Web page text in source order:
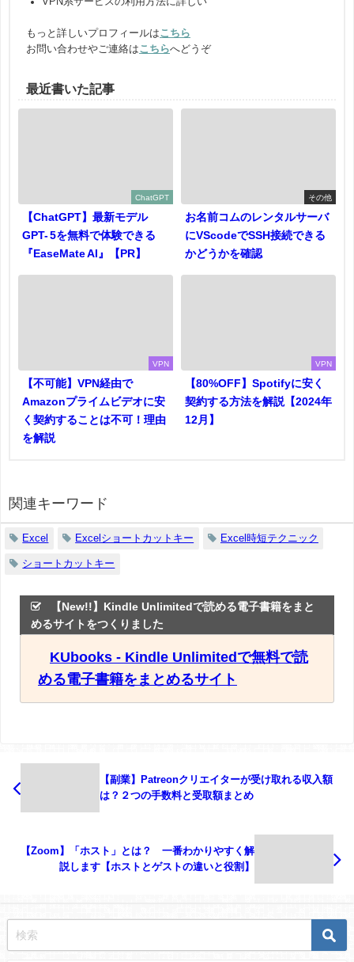
もっと詳しいプロフィールはこちら
お問い合わせやご連絡はこちらへどうぞ
最近書いた記事
ChatGPT
【ChatGPT】最新モデル
GPT- 5を無料で体験できる
『EaseMate AI』【PR】
その他
お名前コムのレンタルサーバ
にVScodeでSSH接続できる
かどうかを確認
VPN
【不可能】VPN経由で
Amazonプライムビデオに安
く契約することは不可！理由
を解説
VPN
【80%OFF】Spotifyに安く
契約する方法を解説【2024年
12月】
関連キーワード
Excel Excelショートカットキー Excel時短テクニック
ショートカットキー
【New!!】Kindle Unlimitedで読める電子書籍をまと
めるサイトをつくりました
KUbooks - Kindle Unlimitedで無料で読
める電子書籍をまとめるサイト
【副業】Patreonクリエイターが受け取れる収入額
は？２つの手数料と受取額まとめ
【Zoom】「ホスト」とは？ 一番わかりやすく解
説します【ホストとゲストの違いと役割】